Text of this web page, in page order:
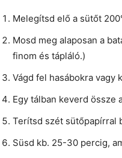
Melegítsd elő a sütőt
Mosd meg alaposan a
finom és tápláló.)
Vágd fel hasábokra vagy
Egy tálban keverd össze
Terítsd szét sütőpapírral
Süsd kb. 25-30 percig,